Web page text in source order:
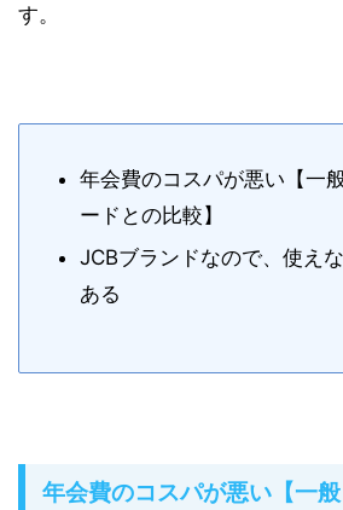
す。
年会費のコスパが悪い【一
ードとの比較】
JCBブランドなので、使え
ある
年会費のコスパが悪い【一